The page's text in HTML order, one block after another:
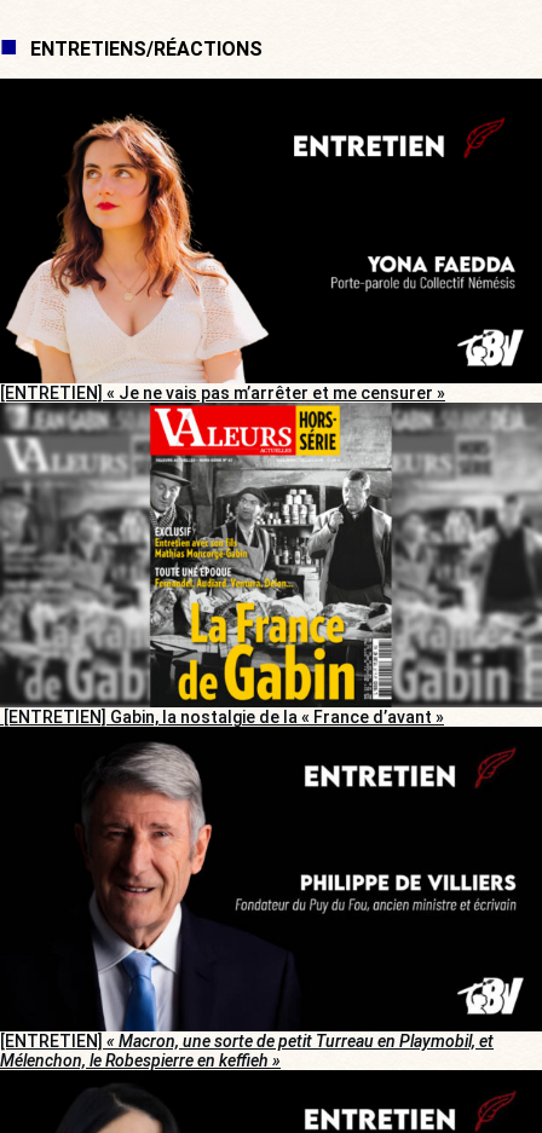
ENTRETIENS/RÉACTIONS
[ENTRETIEN] « Je ne vais pas m’arrêter et me censurer »
[ENTRETIEN] Gabin, la nostalgie de la « France d’avant »
[ENTRETIEN] « Macron, une sorte de petit Turreau en Playmobil, et
Mélenchon, le Robespierre en keffieh »